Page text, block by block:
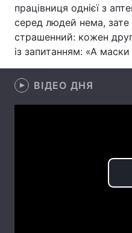
Екологія
Лонгріди
Відео з Youtube
працівниця однієї з
серед людей нема, зате
страшенний: кожен
із запитанням: «А маски
ВІДЕО ДНЯ